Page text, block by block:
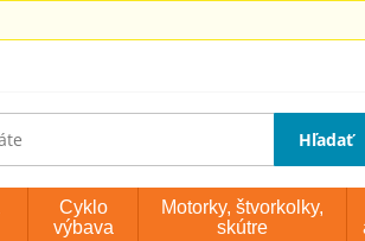
Hľadať
Cyklo
výbava
Motorky, štvorkolky,
skútre